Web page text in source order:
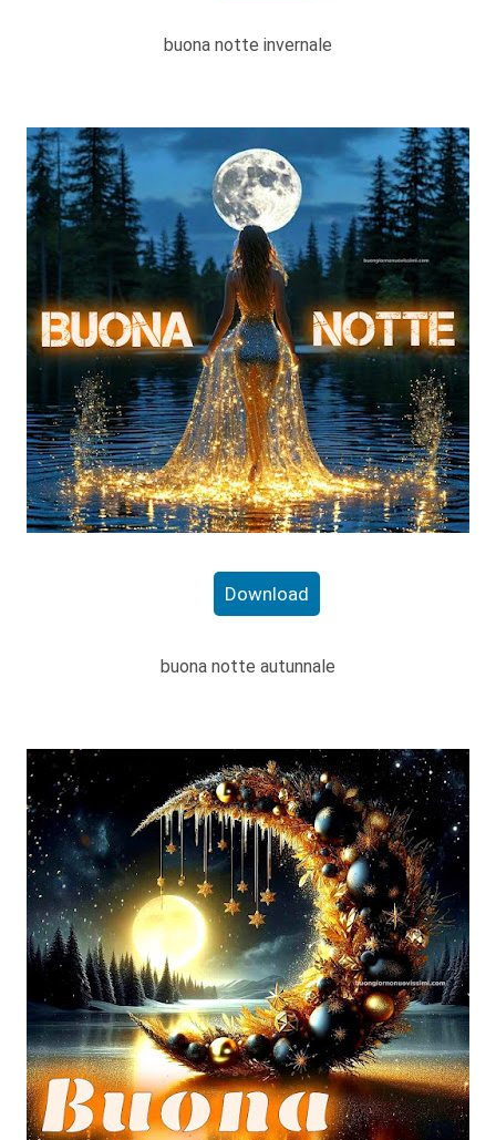
buona notte invernale
Download
buona notte autunnale